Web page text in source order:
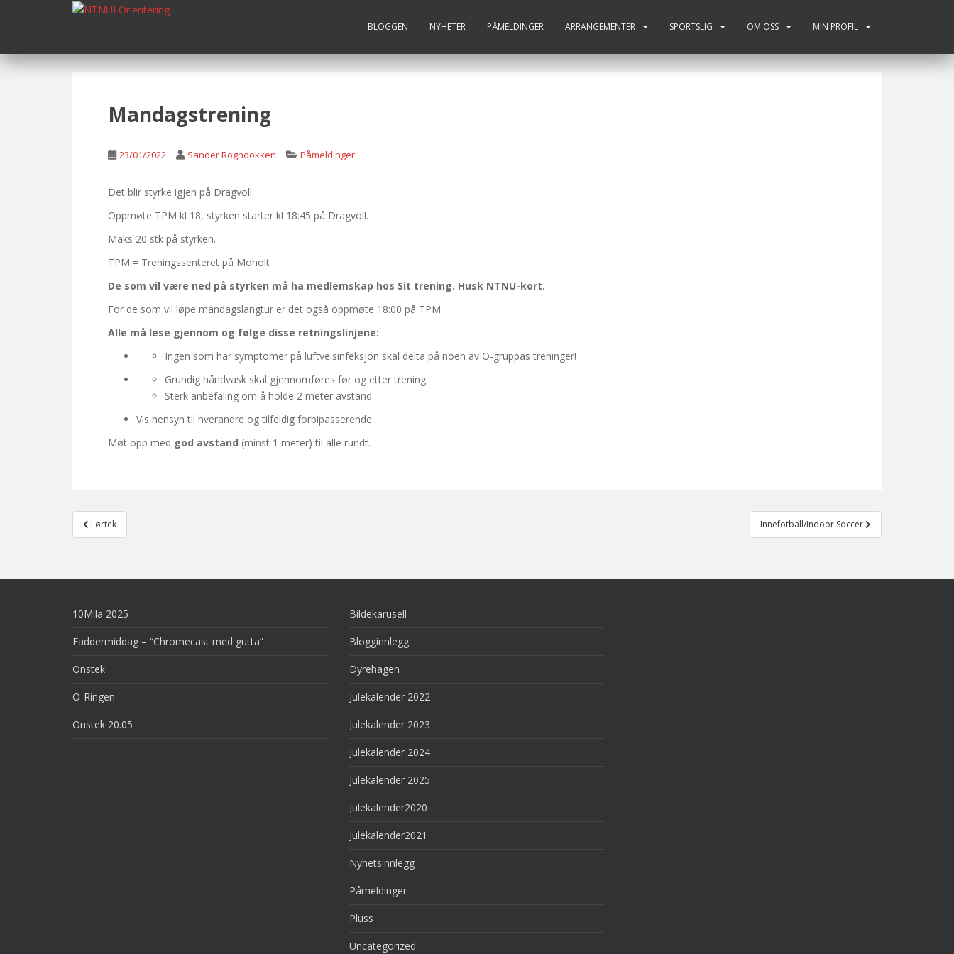
p
BLOGGEN NYHETER PÅMELDINGER ARRANGEMENTER SPORTSLIG OM OSS MIN PROFIL
Mandagstrening
23/01/2022 Sander Rogndokken Påmeldinger
Det blir styrke igjen på Dragvoll.
Oppmøte TPM kl 18, styrken starter kl 18:45 på Dragvoll.
Maks 20 stk på styrken.
TPM = Treningssenteret på Moholt
De som vil være ned på styrken må ha medlemskap hos Sit trening. Husk NTNU-kort.
For de som vil løpe mandagslangtur er det også oppmøte 18:00 på TPM.
Alle må lese gjennom og følge disse retningslinjene:
Ingen som har symptomer på luftveisinfeksjon skal delta på noen av O-gruppas treninger!
Grundig håndvask skal gjennomføres før og etter trening.
Sterk anbefaling om å holde 2 meter avstand.
Vis hensyn til hverandre og tilfeldig forbipasserende.
Møt opp med god avstand (minst 1 meter) til alle rundt.
Post
navigation
Lørtek Innefotball/Indoor Soccer
10Mila 2025
Faddermiddag – “Chromecast med gutta”
Onstek
O-Ringen
Onstek 20.05
Bildekarusell
Blogginnlegg
Dyrehagen
Julekalender 2022
Julekalender 2023
Julekalender 2024
Julekalender 2025
Julekalender2020
Julekalender2021
Nyhetsinnlegg
Påmeldinger
Pluss
Uncategorized